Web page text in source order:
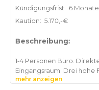
Kündigungsfrist: 6
Kaution: 5.170,-€
Beschreibung:
1-4 Personen Büro.
Eingangsraum. Drei hohe
extrem ruhig) und ein
mehr anzeigen